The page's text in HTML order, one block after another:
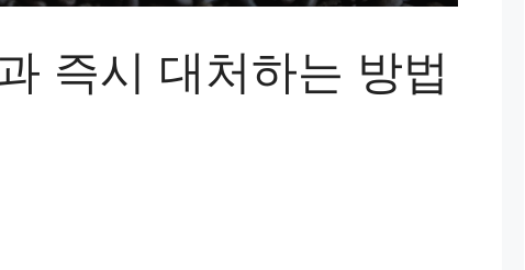
즉시 대처하는 방법